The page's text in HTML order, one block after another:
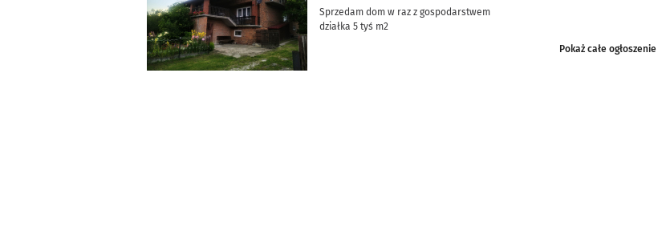
Sprzedam dom w raz z gospodarstwem
działka 5 tyś m2
Pokaż całe ogłoszenie